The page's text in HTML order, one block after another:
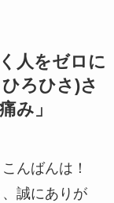
人をゼロに
ろひさ)さ
み」
んばんは！
誠にありが